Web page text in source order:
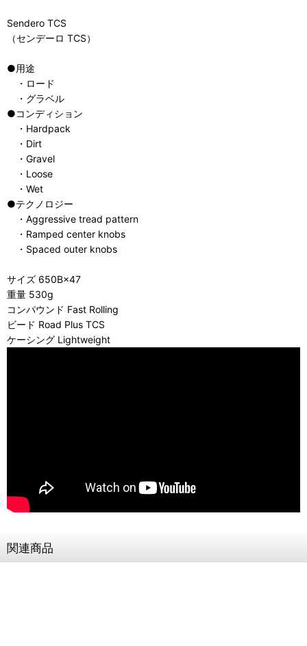
Sendero TCS
（センデーロ TCS）
●用途
・ロード
・グラベル
●コンディション
・Hardpack
・Dirt
・Gravel
・Loose
・Wet
●テクノロジー
・Aggressive tread pattern
・Ramped center knobs
・Spaced outer knobs
サイズ 650B×47
重量 530g
コンパウンド Fast Rolling
ビード Road Plus TCS
ケーシング Lightweight
関連商品